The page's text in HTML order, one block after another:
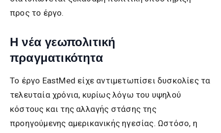
προς το έργο.
Η νέα γεωπολιτική
πραγματικότητα
Το έργο EastMed είχε αντιμετωπίσει δυσκολίες τα
τελευταία χρόνια, κυρίως λόγω του υψηλού
κόστους και της αλλαγής στάσης της
προηγούμενης αμερικανικής ηγεσίας. Ωστόσο, η